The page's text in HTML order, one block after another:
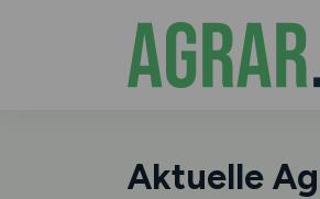
Aktuelle